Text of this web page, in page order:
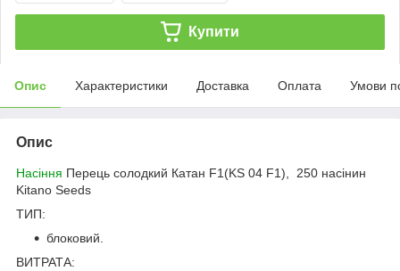
Купити
Опис Характеристики Доставка Оплата Умови
Опис
Насіння Перець солодкий Катан F1(KS 04 F1), 250 насінин
Kitano Seeds
ТИП:
блоковий.
ВИТРАТА: